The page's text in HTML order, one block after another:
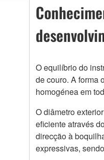
O equilíbrio do
de couro. A forma
homogénea em
O diâmetro
eficiente através
direcção à
expressivas,